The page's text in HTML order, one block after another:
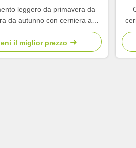
leggero da primavera da
da autunno con cerniera a
cerniera
il miglior prezzo